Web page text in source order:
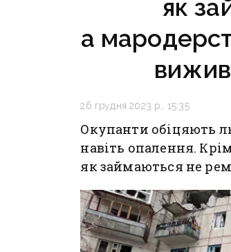
як
а
26 грудня 2023 р., 15:35
Окупанти обіцяють
навіть опалення.
як займаються не